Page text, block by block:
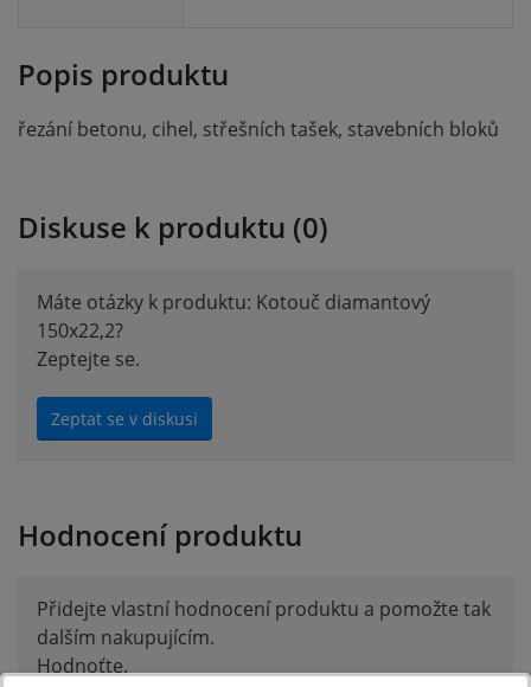
Popis produktu
řezání betonu, cihel, střešních tašek, stavebních bloků
Diskuse k produktu (0)
Máte otázky k produktu: Kotouč diamantový
150x22,2?
Zeptejte se.
Zeptat se v diskusi
Hodnocení produktu
Přidejte vlastní hodnocení produktu a pomožte tak
dalším nakupujícím.
Hodnoťte.